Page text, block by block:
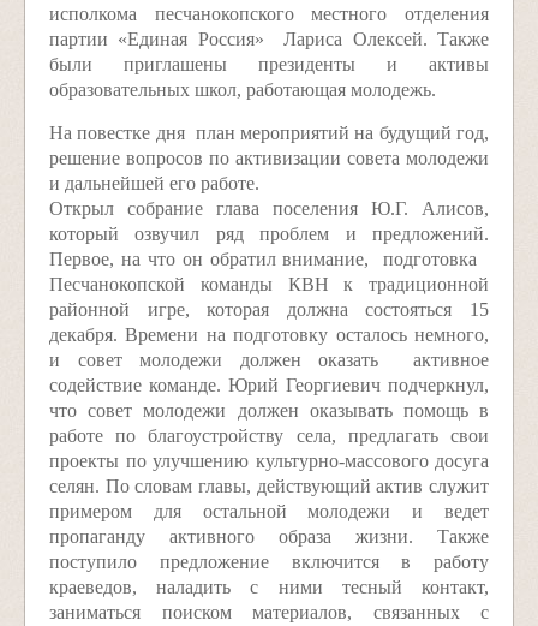
исполкома песчанокопского местного отделения
партии «Единая Россия» Лариса Олексей. Также
были приглашены президенты и активы
образовательных школ, работающая молодежь.
На повестке дня ­ план мероприятий на будущий год,
решение вопросов по активизации совета молодежи
и дальнейшей его работе.
Открыл собрание глава поселения Ю.Г. Алисов,
который озвучил ряд проблем и предложений.
Первое, на что он обратил внимание, ­ подготовка
Песчанокопской команды КВН к традиционной
районной игре, которая должна состояться 15
декабря. Времени на подготовку осталось немного,
и совет молодежи должен оказать активное
содействие команде. Юрий Георгиевич подчеркнул,
что совет молодежи должен оказывать помощь в
работе по благоустройству села, предлагать свои
проекты по улучшению культурно­-массового досуга
селян. По словам главы, действующий актив служит
примером для остальной молодежи и ведет
пропаганду активного образа жизни. Также
поступило предложение включится в работу
краеведов, наладить с ними тесный контакт,
заниматься поиском материалов, связанных с